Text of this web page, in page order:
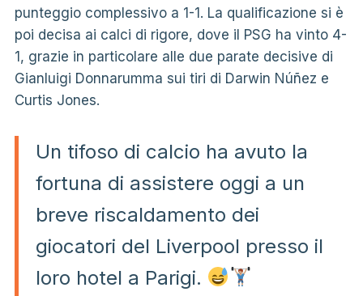
punteggio complessivo a 1-1. La qualificazione si è
poi decisa ai calci di rigore, dove il PSG ha vinto 4-
1, grazie in particolare alle due parate decisive di
Gianluigi Donnarumma sui tiri di Darwin Núñez e
Curtis Jones.
Un tifoso di calcio ha avuto la
fortuna di assistere oggi a un
breve riscaldamento dei
giocatori del Liverpool presso il
loro hotel a Parigi.